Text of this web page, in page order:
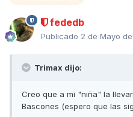
fededb
Publicado 2 de Mayo
Trimax dijo:
Creo que a mi "niña" la
Bascones (espero que las